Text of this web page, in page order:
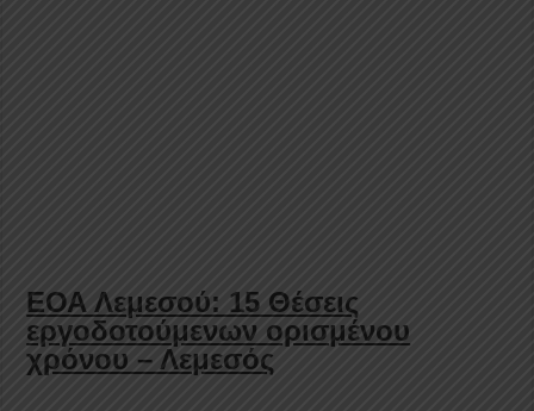
ΕΟΑ Λεμεσού: 15 Θέσεις
εργοδοτούμενων ορισμένου
χρόνου – Λεμεσός